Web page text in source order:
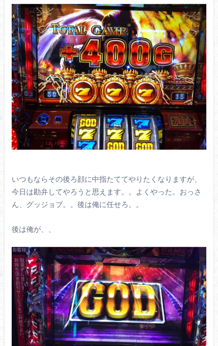
いつもならその後ろ顔に中指たててやりたくなりますが、
今日は勘弁してやろうと思えます。。よくやった。おっさ
ん、グッジョブ。。後は俺に任せろ。。
後は俺が、、